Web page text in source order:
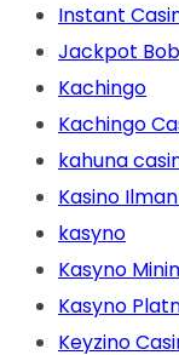
Instant
Jackpot Bob
Kachingo
Kachingo
kahuna
Kasino
kasyno
Kasyno
Kasyno
Keyzino